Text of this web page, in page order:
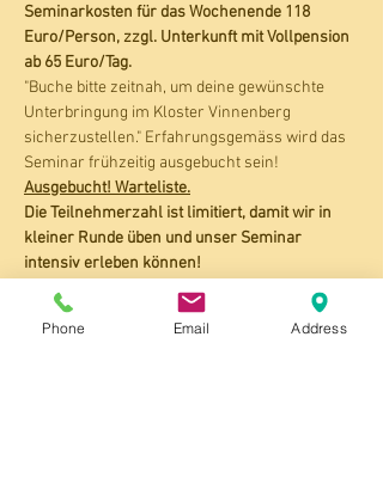
Seminarkosten für das Wochenende 118
Euro/Person, zzgl. Unterkunft mit Vollpension
ab 65 Euro/Tag.
"Buche bitte zeitnah, um deine gewünschte
Unterbringung im Kloster Vinnenberg
sicherzustellen." Erfahrungsgemäss wird das
Seminar frühzeitig ausgebucht sein!
Ausgebucht! Warteliste.
Die Teilnehmerzahl ist limitiert, damit wir in
kleiner Runde üben und unser Seminar
intensiv erleben können!
Suche die Stille auf und nimm dir die Zeit und
den Raum, um in deine eigenen Träume und
Phone Email Address